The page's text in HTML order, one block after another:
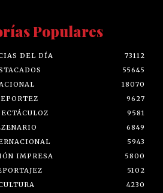
Populares
DEL DÍA
73112
55645
18070
9627
9581
6849
5943
IMPRESA
5800
5102
4230